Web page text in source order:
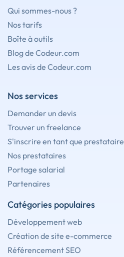
Qui sommes-nous ?
Nos tarifs
Boîte à outils
Blog de Codeur.com
Les avis de Codeur.com
Nos services
Demander un devis
Trouver un freelance
S'inscrire en tant que prestataire
Nos prestataires
Portage salarial
Partenaires
Catégories populaires
Développement web
Création de site e-commerce
Référencement SEO